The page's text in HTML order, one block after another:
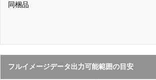
同梱品
フルイメージデータ出力可能範囲の目安